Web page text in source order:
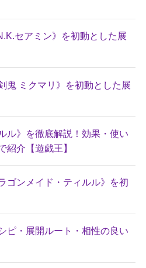
セアミン》を初動とした展
鬼 ミクマリ》を初動とした展
ル》を徹底解説！効果・使い
紹介【遊戯王】
ゴンメイド・ティルル》を初
ピ・展開ルート・相性の良い